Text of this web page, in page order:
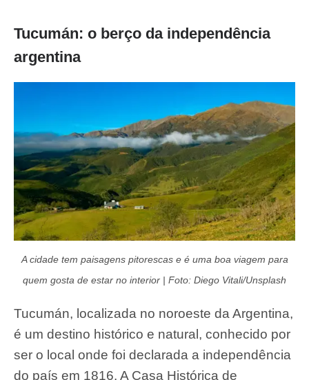
Tucumán: o berço da independência
argentina
A cidade tem paisagens pitorescas e é uma boa viagem para
quem gosta de estar no interior | Foto: Diego Vitali/Unsplash
Tucumán, localizada no noroeste da Argentina,
é um destino histórico e natural, conhecido por
ser o local onde foi declarada a independência
do país em 1816. A Casa Histórica de